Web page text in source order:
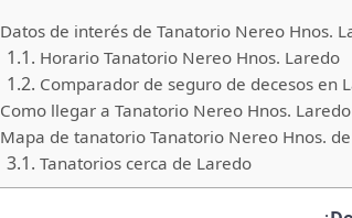
Datos de interés de Tanatorio Nereo Hnos.
1.1. Horario Tanatorio Nereo Hnos. Laredo
1.2. Comparador de seguro de decesos en
Como llegar a Tanatorio Nereo Hnos. Laredo
Mapa de tanatorio Tanatorio Nereo Hnos.
3.1. Tanatorios cerca de Laredo